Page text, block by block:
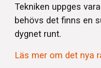
Tekniken uppges
behövs det finns en
dygnet runt.
Läs mer om det nya